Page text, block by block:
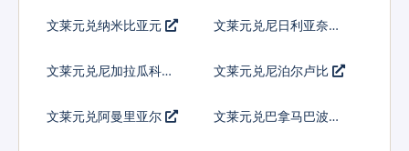
文莱元兑纳米比亚元 文莱元兑尼日利亚奈拉
文莱元兑尼加拉瓜科多
文莱元兑尼泊尔卢比
文莱元兑阿曼里亚尔 文莱元兑巴拿马巴波亚